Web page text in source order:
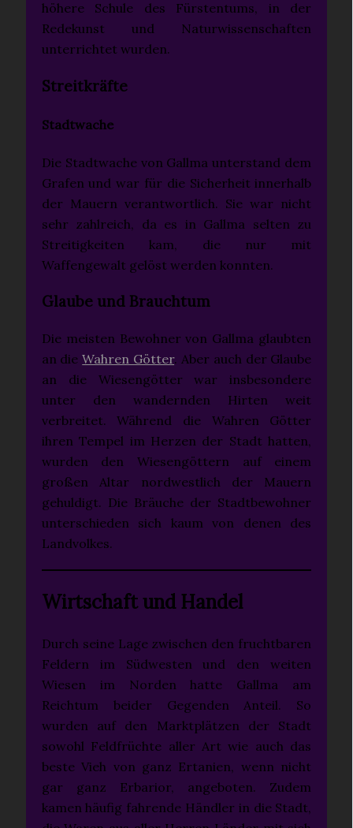
höhere Schule des Fürstentums, in der
Redekunst und Naturwissenschaften
unterrichtet wurden.
Streitkräfte
Stadtwache
Die Stadtwache von Gallma unterstand dem
Grafen und war für die Sicherheit innerhalb
der Mauern verantwortlich. Sie war nicht
sehr zahlreich, da es in Gallma selten zu
Streitigkeiten kam, die nur mit
Waffengewalt gelöst werden konnten.
Glaube und Brauchtum
Die meisten Bewohner von Gallma glaubten
an dieWahren Götter. Aber auch der Glaube
an die Wiesengötter war insbesondere
unter den wandernden Hirten weit
verbreitet. Während die Wahren Götter
ihren Tempel im Herzen der Stadt hatten,
wurden den Wiesengöttern auf einem
großen Altar nordwestlich der Mauern
gehuldigt. Die Bräuche der Stadtbewohner
unterschieden sich kaum von denen des
Landvolkes.
Wirtschaft und Handel
Durch seine Lage zwischen den fruchtbaren
Feldern im Südwesten und den weiten
Wiesen im Norden hatte Gallma am
Reichtum beider Gegenden Anteil. So
wurden auf den Marktplätzen der Stadt
sowohl Feldfrüchte aller Art wie auch das
beste Vieh von ganz Ertanien, wenn nicht
gar ganz Erbarior, angeboten. Zudem
kamen häufig fahrende Händler in die Stadt,